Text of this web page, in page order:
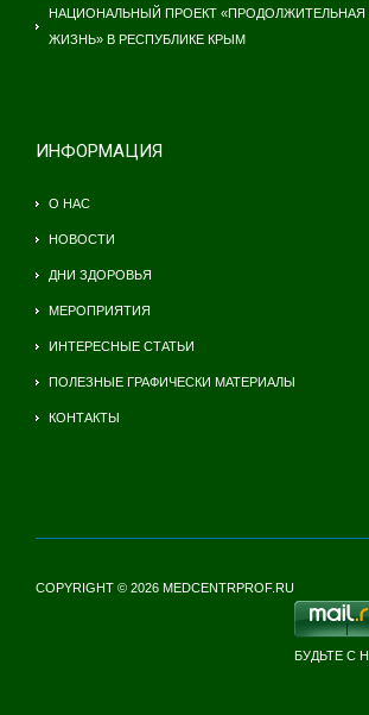
НАЦИОНАЛЬНЫЙ ПРОЕКТ «ПРОДОЛЖИТЕЛЬНАЯ
ЖИЗНЬ» В РЕСПУБЛИКЕ КРЫМ
ИНФОРМАЦИЯ
О НАС
НОВОСТИ
ДНИ ЗДОРОВЬЯ
МЕРОПРИЯТИЯ
ИНТЕРЕСНЫЕ СТАТЬИ
ПОЛЕЗНЫЕ ГРАФИЧЕСКИ МАТЕРИАЛЫ
КОНТАКТЫ
COPYRIGHT © 2026 MEDCENTRPROF.RU
БУДЬТЕ С